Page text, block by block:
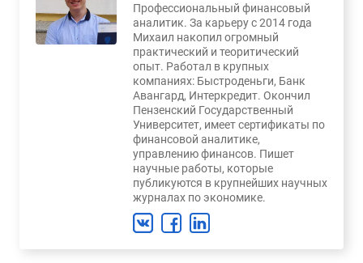
Профессиональный финансовый
аналитик. За карьеру с 2014 года
Михаил накопил огромный
практический и теоритический
опыт. Работал в крупных
компаниях: Быстроденьги, Банк
Авангард, Интеркредит. Окончил
Пензенский Государственный
Университет, имеет сертификаты по
финансовой аналитике,
управлению финансов. Пишет
научные работы, которые
публикуются в крупнейших научных
журналах по экономике.